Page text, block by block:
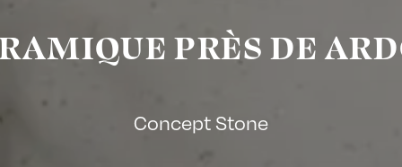
PRÈS DE
Concept Stone